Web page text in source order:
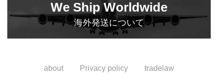
We Ship Worldwide
海外発送について
about Privacy policy
tradelaw